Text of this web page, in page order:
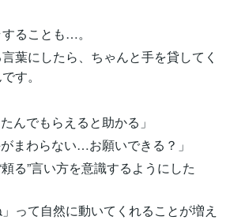
ることも…。
葉にしたら、ちゃんと手を貸してく
す。
んでもらえると助かる」
まわらない…お願いできる？」
る”言い方を意識するようにした
って自然に動いてくれることが増え